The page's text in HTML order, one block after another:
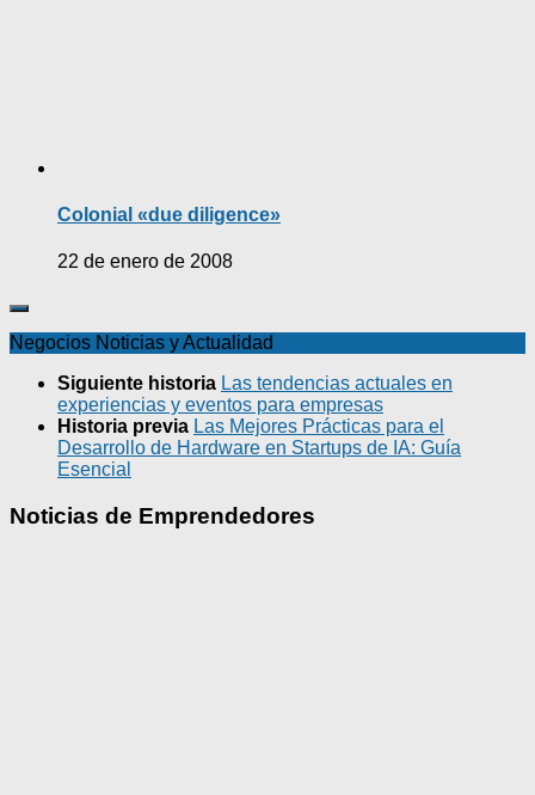
Colonial «due diligence»
22 de enero de 2008
Negocios Noticias y Actualidad
Siguiente historia Las tendencias actuales en
experiencias y eventos para empresas
Historia previa Las Mejores Prácticas para el
Desarrollo de Hardware en Startups de IA: Guía
Esencial
Noticias de Emprendedores